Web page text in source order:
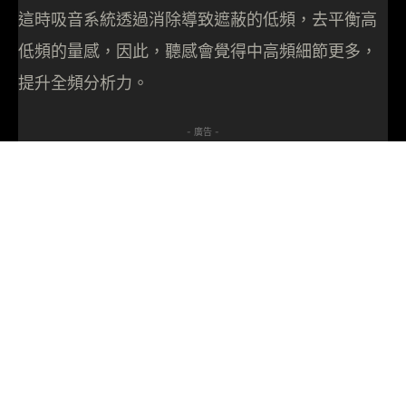
這時吸音系統透過消除導致遮蔽的低頻，去平衡高
低頻的量感，因此，聽感會覺得中高頻細節更多，
提升全頻分析力。
- 廣告 -